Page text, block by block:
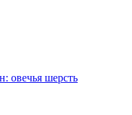
овечья шерсть